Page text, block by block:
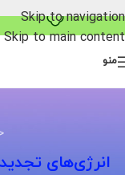
Skip to navigation
Skip to main content
منو
انرژی‌های